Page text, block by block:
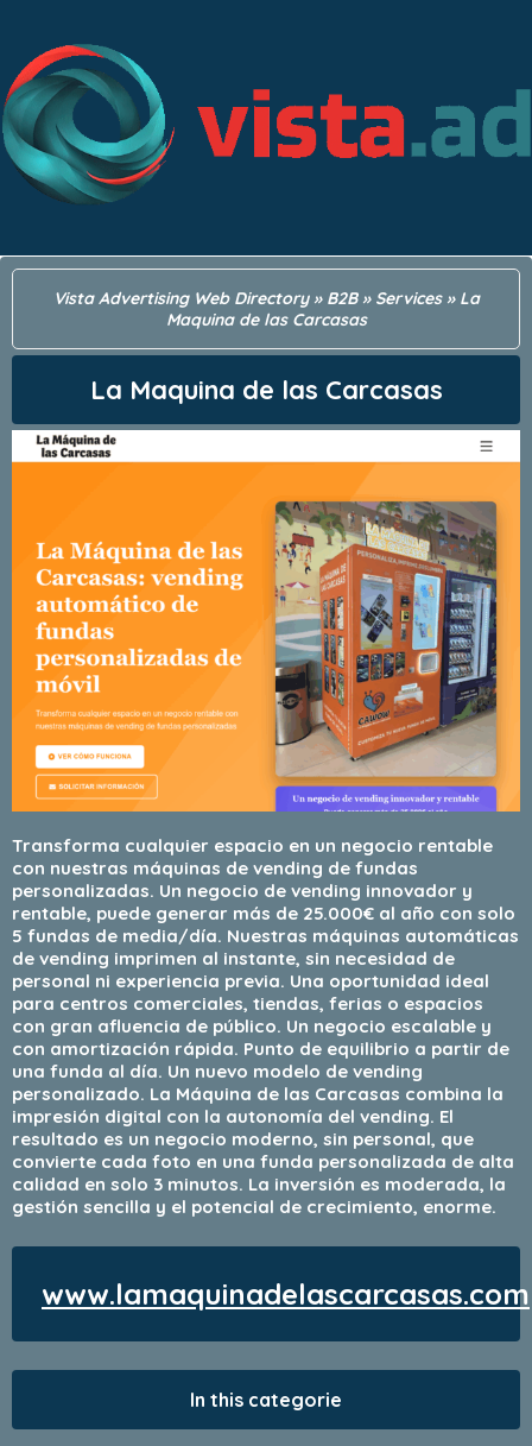
Vista Advertising Web Directory » B2B » Services » La
Maquina de las Carcasas
La Maquina de las Carcasas
Transforma cualquier espacio en un negocio rentable
con nuestras máquinas de vending de fundas
personalizadas. Un negocio de vending innovador y
rentable, puede generar más de 25.000€ al año con solo
5 fundas de media/día. Nuestras máquinas automáticas
de vending imprimen al instante, sin necesidad de
personal ni experiencia previa. Una oportunidad ideal
para centros comerciales, tiendas, ferias o espacios
con gran afluencia de público. Un negocio escalable y
con amortización rápida. Punto de equilibrio a partir de
una funda al día. Un nuevo modelo de vending
personalizado. La Máquina de las Carcasas combina la
impresión digital con la autonomía del vending. El
resultado es un negocio moderno, sin personal, que
convierte cada foto en una funda personalizada de alta
calidad en solo 3 minutos. La inversión es moderada, la
gestión sencilla y el potencial de crecimiento, enorme.
www.lamaquinadelascarcasas.com
In this categorie